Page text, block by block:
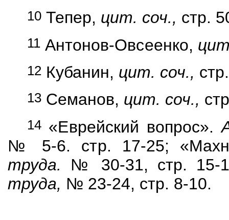
10 Тепер, цит. соч., стр.
11 Антонов-Овсеенко,
12 Кубанин, цит. соч.,
13Семанов, цит. соч.,
14«Еврейский вопрос».
№ 5-6. стр. 17-25; «
труда. № 30-31, стр. 15-
труда, № 23-24, стр. 8-10.